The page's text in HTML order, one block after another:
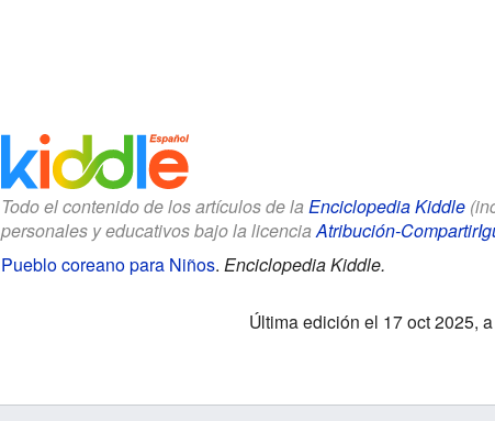
Todo el contenido de los artículos de la Enciclopedia Kiddle
personales y educativos bajo la licenciaAtribución-
Pueblo coreano para Niños. Enciclopedia Kiddle.
Última edición el 17 oct 2025,